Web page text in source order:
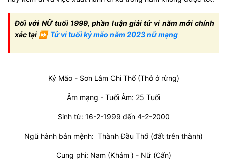
Đối với NỮ tuổi 1999, phần luận giải tử vi năm mới chính
xác tại ⏩ Tử vi tuổi kỷ mão năm 2023 nữ mạng
Kỷ Mão - Sơn Lâm Chi Thố (Thỏ ở rừng)
Âm mạng - Tuổi Âm: 25 Tuổi
Sinh từ: 16-2-1999 đến 4-2-2000
Ngũ hành bản mệnh: Thành Ðầu Thổ (đất trên thành)
Cung phi: Nam (Khảm ) - Nữ (Cấn)